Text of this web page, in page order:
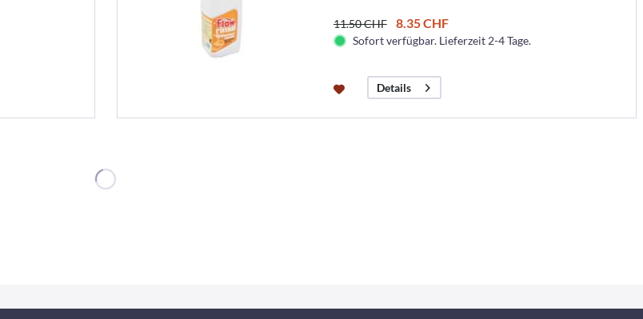
11.50 CHF 8.35 CHF
Sofort verfügbar. Lieferzeit 2-4 Tage.
Details